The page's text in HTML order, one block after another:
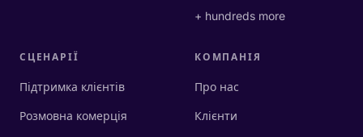
+ hundreds more
СЦЕНАРІЇ
Підтримка клієнтів
Розмовна комерція
КОМПАНІЯ
Про нас
Клієнти